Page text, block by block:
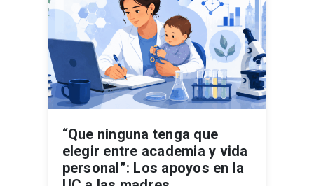
“Que ninguna tenga que
elegir entre academia y vida
personal”: Los apoyos en la